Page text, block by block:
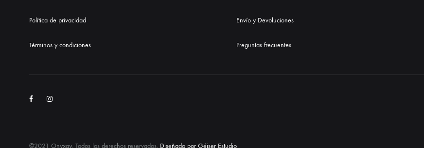
Política de privacidad
Términos y condiciones
Envío y Devoluciones
Preguntas frecuentes
FacebookInstagram
©2021 Onyxay. Todos los derechos reservados. Diseñado por Géiser Estudio